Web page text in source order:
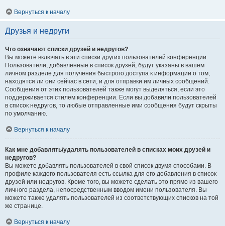
Вернуться к началу
Друзья и недруги
Что означают списки друзей и недругов?
Вы можете включать в эти списки других пользователей конференции.
Пользователи, добавленные в список друзей, будут указаны в вашем
личном разделе для получения быстрого доступа к информации о том,
находятся ли они сейчас в сети, и для отправки им личных сообщений.
Сообщения от этих пользователей также могут выделяться, если это
поддерживается стилем конференции. Если вы добавили пользователей
в список недругов, то любые отправленные ими сообщения будут скрыты
по умолчанию.
Вернуться к началу
Как мне добавлять/удалять пользователей в списках моих друзей и
недругов?
Вы можете добавлять пользователей в свой список двумя способами. В
профиле каждого пользователя есть ссылка для его добавления в список
друзей или недругов. Кроме того, вы можете сделать это прямо из вашего
личного раздела, непосредственным вводом имени пользователя. Вы
можете также удалять пользователей из соответствующих списков на той
же странице.
Вернуться к началу